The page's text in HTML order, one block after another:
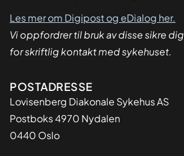
Les mer om Digipost og eDialog her.
Vi oppfordrer til bruk av disse sikre
for skriftlig kontakt med sykehuset.
Adresse
POSTADRESSE
Lovisenberg Diakonale Sykehus AS
Postboks 4970 Nydalen
0440 Oslo